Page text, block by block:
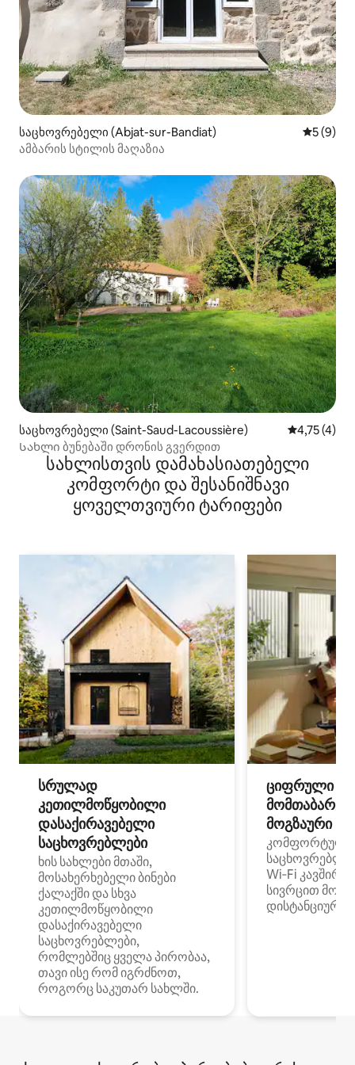
საცხოვრებელი (Abjat-sur-Bandiat) საშუალო
5 (9)
ამბარის სტილის მაღაზია
საცხოვრებელი (Saint-Saud-Lacoussière) საშუალო
4,75 (4)
Სახლი ბუნებაში დრონის გვერდით
სახლისთვის დამახასიათებელი
კომფორტი და შესანიშნავი
ყოველთვიური ტარიფები
სრულად
კეთილმოწყობილი
დასაქირავებელი
საცხოვრებლები
ხის სახლები მთაში,
მოსახერხებელი ბინები
ქალაქში და სხვა
კეთილმოწყობილი
დასაქირავებელი
საცხოვრებლები,
რომლებშიც ყველა პირობაა,
თავი ისე რომ იგრძნოთ,
როგორც საკუთარ სახლში.
ციფრული
მოგზაური
კომფორტული
Wi‑Fi
სივრცით
დისტანციური